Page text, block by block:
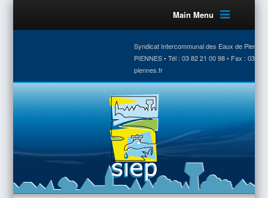
Main Menu
Syndicat Intercommunal des Eaux de
PIENNES • Tél : 03 82 21 00 98 • Fax : 03
piennes.fr